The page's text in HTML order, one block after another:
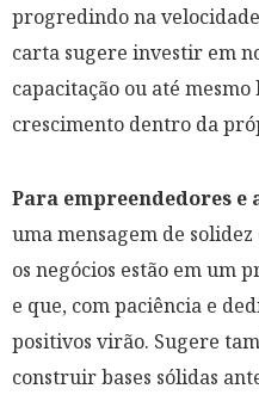
progredindo na velocidade
carta sugere investir em
capacitação ou até
crescimento dentro da
Para empreendedores e
uma mensagem de
os negócios estão em um
e que, com paciência e
positivos virão. Sugere
construir bases sólidas